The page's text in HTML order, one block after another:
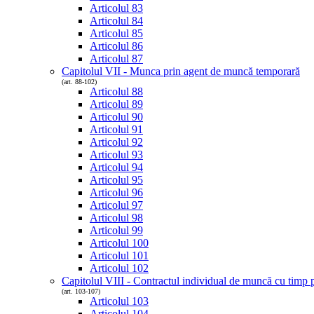
Articolul 83
Articolul 84
Articolul 85
Articolul 86
Articolul 87
Capitolul VII - Munca prin agent de muncă temporară
(art. 88-102)
Articolul 88
Articolul 89
Articolul 90
Articolul 91
Articolul 92
Articolul 93
Articolul 94
Articolul 95
Articolul 96
Articolul 97
Articolul 98
Articolul 99
Articolul 100
Articolul 101
Articolul 102
Capitolul VIII - Contractul individual de muncă cu timp
(art. 103-107)
Articolul 103